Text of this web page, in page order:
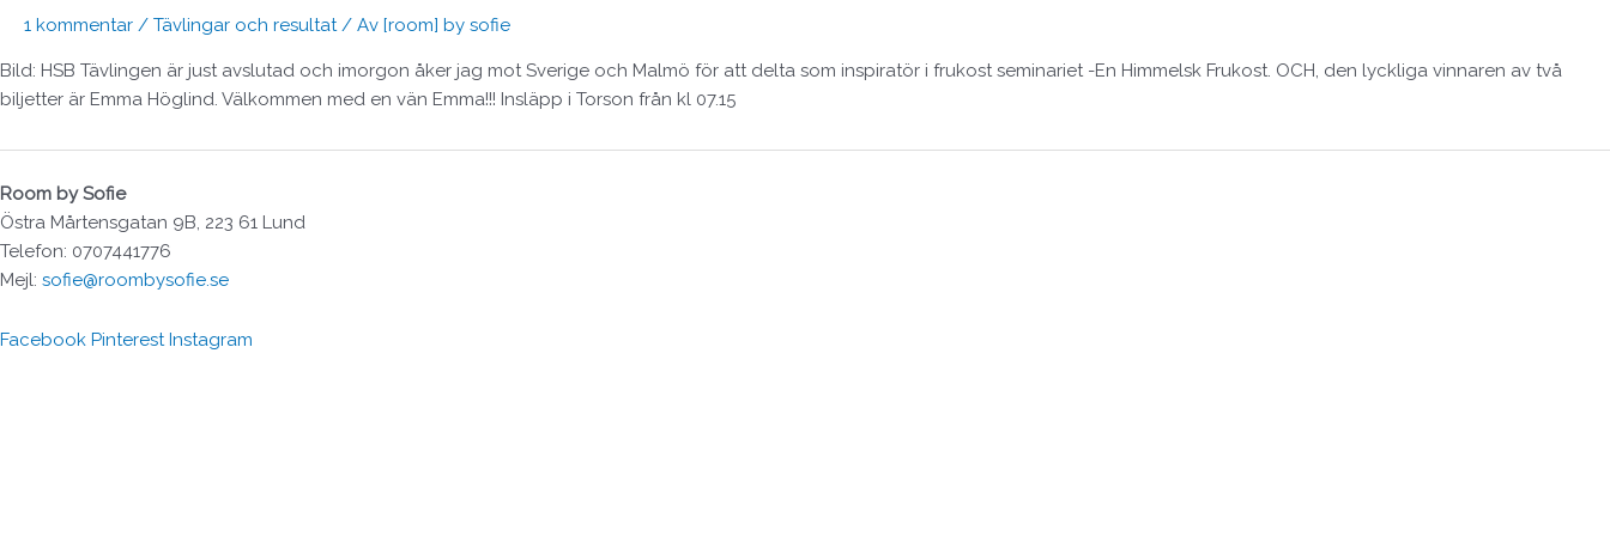
1 kommentar / Tävlingar och resultat / Av [room] by sofie
Bild: HSB Tävlingen är just avslutad och imorgon åker jag mot Sverige och Malmö för att delta som inspiratör i frukost seminariet -En Himmelsk Frukost. OCH, den lyckliga vinnaren av två
biljetter är Emma Höglind. Välkommen med en vän Emma!!! Insläpp i Torson från kl 07.15
Room by Sofie
Östra Mårtensgatan 9B, 223 61 Lund
Telefon: 0707441776
Mejl: sofie@roombysofie.se
Facebook Pinterest Instagram